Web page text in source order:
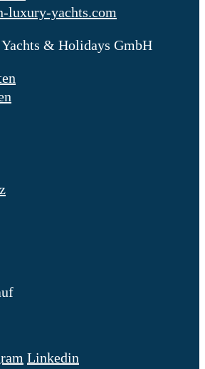
luxury-yachts.com
& Holidays GmbH
Linkedin